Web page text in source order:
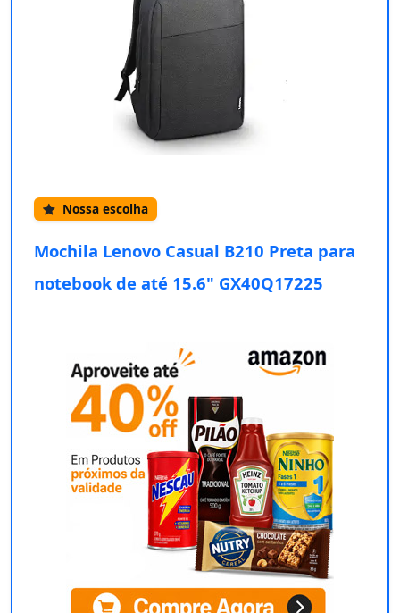
Nossa escolha
Mochila Lenovo Casual B210 Preta para
notebook de até 15.6" GX40Q17225